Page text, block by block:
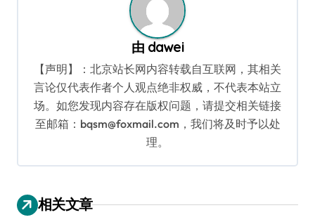
由 dawei
【声明】：北京站长网内容转载自互联网，其相关
言论仅代表作者个人观点绝非权威，不代表本站立
场。如您发现内容存在版权问题，请提交相关链接
至邮箱：bqsm@foxmail.com，我们将及时予以处
理。
相关文章